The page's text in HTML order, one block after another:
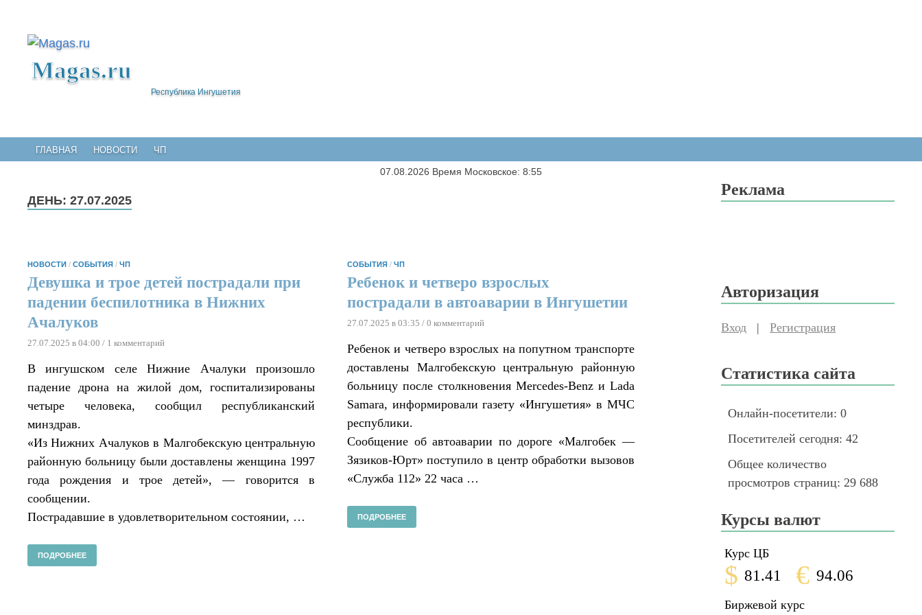
Magas.ru
Республика Ингушетия
ГЛАВНАЯ НОВОСТИ ЧП
07.08.2026 Время Московское: 8:55
ДЕНЬ: 27.07.2025
НОВОСТИ / СОБЫТИЯ / ЧП
Девушка и трое детей пострадали при
падении беспилотника в Нижних
Ачалуков
27.07.2025 в 04:00 / 1 комментарий
В ингушском селе Нижние Ачалуки произошло
падение дрона на жилой дом, госпитализированы
четыре человека, сообщил республиканский
минздрав.
«Из Нижних Ачалуков в Малгобекскую центральную
районную больницу были доставлены женщина 1997
года рождения и трое детей», — говорится в
сообщении.
Пострадавшие в удовлетворительном состоянии, …
ПОДРОБНЕЕ
СОБЫТИЯ/ ЧП
Ребенок и четверо взрослых
пострадали в автоаварии в Ингушетии
27.07.2025 в 03:35 / 0 комментарий
Ребенок и четверо взрослых на попутном транспорте
доставлены Малгобекскую центральную районную
больницу после столкновения Mercedes-Benz и Lada
Samara, информировали газету «Ингушетия» в МЧС
республики.
Сообщение об автоаварии по дороге «Малгобек —
Зязиков-Юрт» поступило в центр обработки вызовов
«Служба 112» 22 часа …
ПОДРОБНЕЕ
Реклама
Авторизация
Вход |Регистрация
Статистика сайта
Онлайн-посетители:0
Посетителей сегодня:42
Общее количество
просмотров страниц: 29 688
Курсы валют
Курс ЦБ
$ 81.41 € 94.06
Биржевой курс